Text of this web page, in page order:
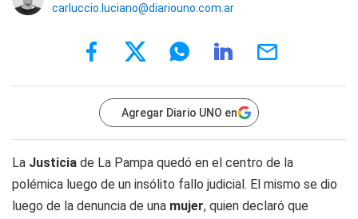
carluccio.luciano@diariouno.com.ar
Agregar Diario UNO en
La Justicia de La Pampa quedó en el centro de la
polémica luego de un insólito fallo judicial. El mismo se dio
luego de la denuncia de una mujer, quien declaró que